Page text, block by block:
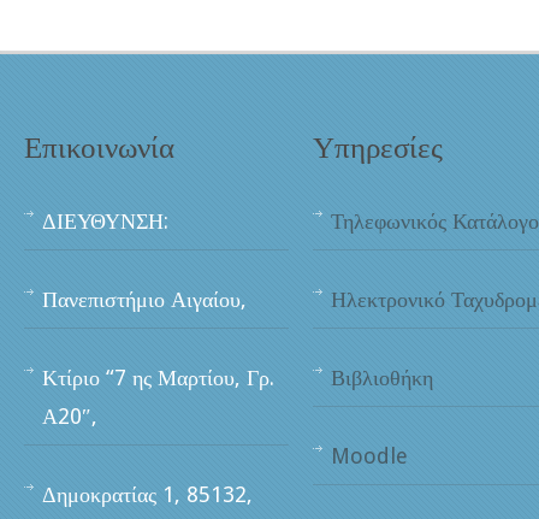
Επικοινωνία
ΔΙΕΥΘΥΝΣΗ:
Πανεπιστήμιο Αιγαίου,
Κτίριο “7 ης Μαρτίου, Γρ.
Α20″,
Δημοκρατίας 1, 85132,
Υπηρεσίες
Τηλεφωνικός
Ηλεκτρονικό
Βιβλιοθήκη
Moodle